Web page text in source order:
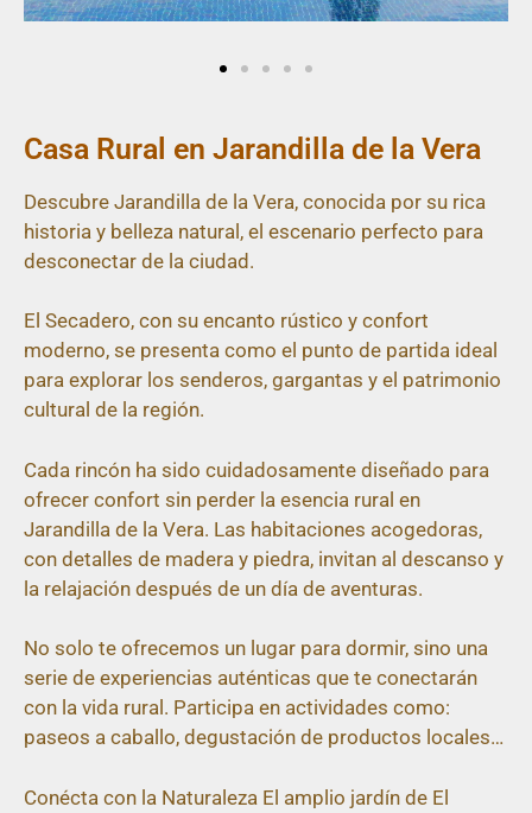
Casa Rural en Jarandilla de la Vera
Descubre Jarandilla de la Vera, conocida por su rica
historia y belleza natural, el escenario perfecto para
desconectar de la ciudad.
El Secadero, con su encanto rústico y confort
moderno, se presenta como el punto de partida ideal
para explorar los senderos, gargantas y el patrimonio
cultural de la región.
Cada rincón ha sido cuidadosamente diseñado para
ofrecer confort sin perder la esencia rural en
Jarandilla de la Vera. Las habitaciones acogedoras,
con detalles de madera y piedra, invitan al descanso y
la relajación después de un día de aventuras.
No solo te ofrecemos un lugar para dormir, sino una
serie de experiencias auténticas que te conectarán
con la vida rural. Participa en actividades como:
paseos a caballo, degustación de productos locales…
Conécta con la Naturaleza El amplio jardín de El